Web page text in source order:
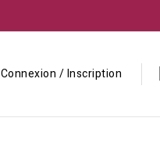
Connexion / Inscription